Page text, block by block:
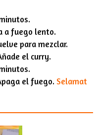
a fuego lento.
para mezclar.
el curry.
el fuego. Selamat